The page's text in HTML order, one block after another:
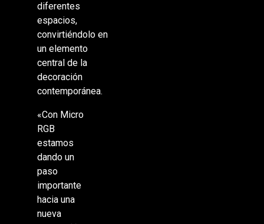
diferentes
espacios,
convirtiéndolo en
un elemento
central de la
decoración
contemporánea.
«Con Micro
RGB
estamos
dando un
paso
importante
hacia una
nueva